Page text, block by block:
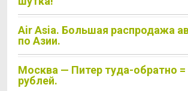
Air Asia. Большая распродажа
по Азии.
Москва — Питер туда-обратно =
рублей.